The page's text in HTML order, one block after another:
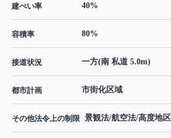
建ぺい率 40%
容積率 80%
接道状況 一方(南 私道 5.0m)
都市計画 市街化区域
その他法令上の制限 景観法/航空法/高度地区